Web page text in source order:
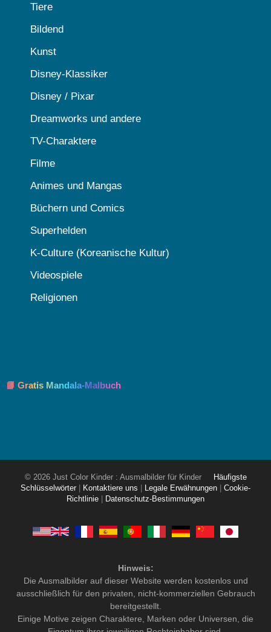
Tiere
Bildend
Kunst
Disney-Klassiker
Disney / Pixar
Dreamworks und andere
TV-Charaktere
Filme
Animes und Mangas
Büchern und Comics
Superhelden
K-Culture (Koreanische Kultur)
Videospiele
Religionen
📘 Gratis Mandala-Malbuch
© 2026 Just Color Kinder : Ausmalbilder für Kinder
Häufigste
Schlüsselwörter
Kontaktiere uns Legale Erwähnungen
Cookie-
Richtlinie
Datenschutz-Bestimmungen
Hinweis:
Die Ausmalbilder auf dieser Website werden kostenlos und
ausschließlich für den privaten, nicht-kommerziellen Gebrauch
bereitgestellt.
Einige Motive zeigen Charaktere, Marken oder Universen, die